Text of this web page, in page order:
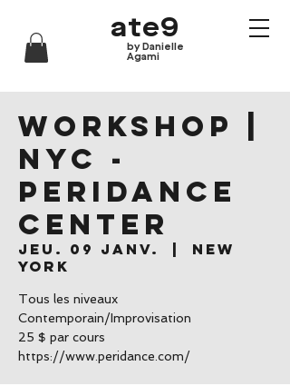
ate9
by Danielle
Agami
WORKSHOP |
NYC -
Peridance
Center
jeu. 09 janv.
New
York
Tous les niveaux
Contemporain/Improvisation
25 $ par cours
https://www.peridance.com/